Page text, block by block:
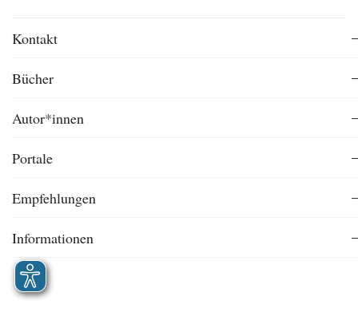
Kontakt
Bücher
Autor*innen
Portale
Empfehlungen
Informationen